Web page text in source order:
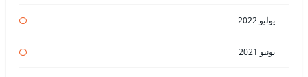
يوليو 2022
يونيو 2021